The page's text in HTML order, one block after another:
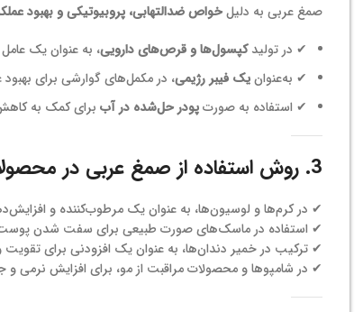
صمغ عربی به دلیلخواص ضدالتهابی، پروبیوتیکی و بهبود
✔ در تولیدکپسول‌ها و قرص‌های دارویی، به عنوان یک
✔ به‌عنوانیک فیبر رژیمی، در مکمل‌های گوارشی برای
✔ استفاده به صورتپودر حل‌شده در آب برای کمک به
3. روش استفاده از صمغ عربی در محصولات آرایشی و بهداشتی
✔ در کرم‌ها و لوسیون‌ها، به عنوان یک مرطوب‌کننده و
✔ استفاده در ماسک‌های صورت طبیعی برای سفت شدن
✔ ترکیب در خمیر دندان‌ها، به عنوان یک افزودنی برای تقویت
✔ در شامپوها و محصولات مراقبت از مو، برای افزایش نرمی